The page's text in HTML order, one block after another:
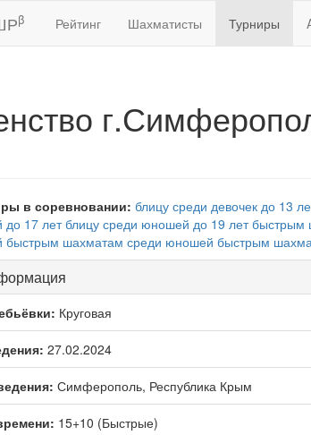
β Рейтинг Шахматисты Турниры
в соревновании: блицу среди девочек до 13
17 летблицу среди юношей до 19 лет быстрым
быстрым шахматам среди юношей быстрым
Круговая
27.02.2024
Симферополь, Республика Крым
15+10 (Быстрые)